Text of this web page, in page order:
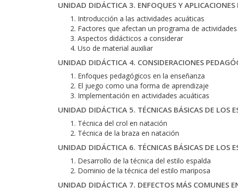
UNIDAD DIDÁCTICA 3. ENFOQUES Y
Introducción a las actividades acuáticas
Factores que afectan un programa de
Aspectos didácticos a considerar
Uso de material auxiliar
UNIDAD DIDÁCTICA 4. CONSIDERACIONES
Enfoques pedagógicos en la enseñanza
El juego como una forma de aprendizaje
Implementación en actividades acuáticas
UNIDAD DIDÁCTICA 5. TÉCNICAS BÁSICAS DE LOS
Técnica del crol en natación
Técnica de la braza en natación
UNIDAD DIDÁCTICA 6. TÉCNICAS BÁSICAS DE LOS
Desarrollo de la técnica del estilo espalda
Dominio de la técnica del estilo mariposa
UNIDAD DIDÁCTICA 7. DEFECTOS MÁS COMUNES